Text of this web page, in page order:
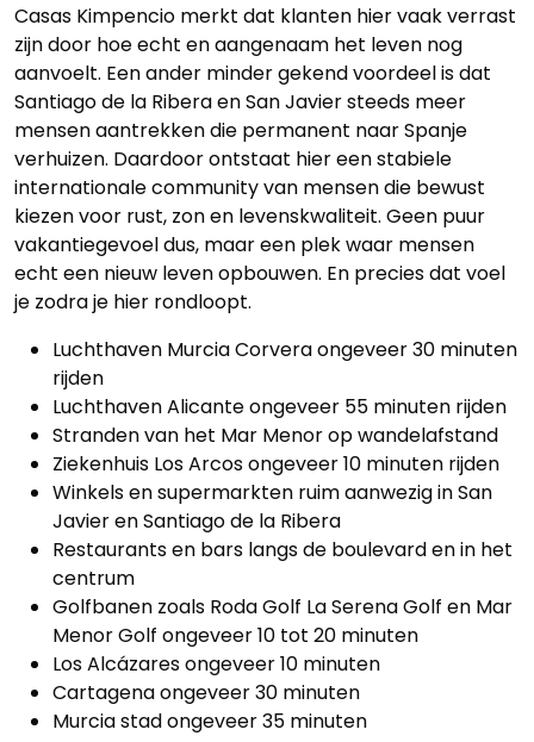
Casas Kimpencio merkt dat klanten hier vaak verrast
zijn door hoe echt en aangenaam het leven nog
aanvoelt. Een ander minder gekend voordeel is dat
Santiago de la Ribera en San Javier steeds meer
mensen aantrekken die permanent naar Spanje
verhuizen. Daardoor ontstaat hier een stabiele
internationale community van mensen die bewust
kiezen voor rust, zon en levenskwaliteit. Geen puur
vakantiegevoel dus, maar een plek waar mensen
echt een nieuw leven opbouwen. En precies dat voel
je zodra je hier rondloopt.
Luchthaven Murcia Corvera ongeveer 30 minuten
rijden
Luchthaven Alicante ongeveer 55 minuten rijden
Stranden van het Mar Menor op wandelafstand
Ziekenhuis Los Arcos ongeveer 10 minuten rijden
Winkels en supermarkten ruim aanwezig in San
Javier en Santiago de la Ribera
Restaurants en bars langs de boulevard en in het
centrum
Golfbanen zoals Roda Golf La Serena Golf en Mar
Menor Golf ongeveer 10 tot 20 minuten
Los Alcázares ongeveer 10 minuten
Cartagena ongeveer 30 minuten
Murcia stad ongeveer 35 minuten